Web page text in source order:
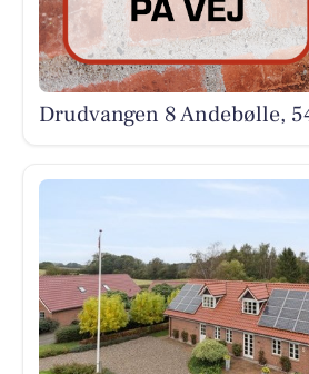
Drudvangen 8 Andebølle,